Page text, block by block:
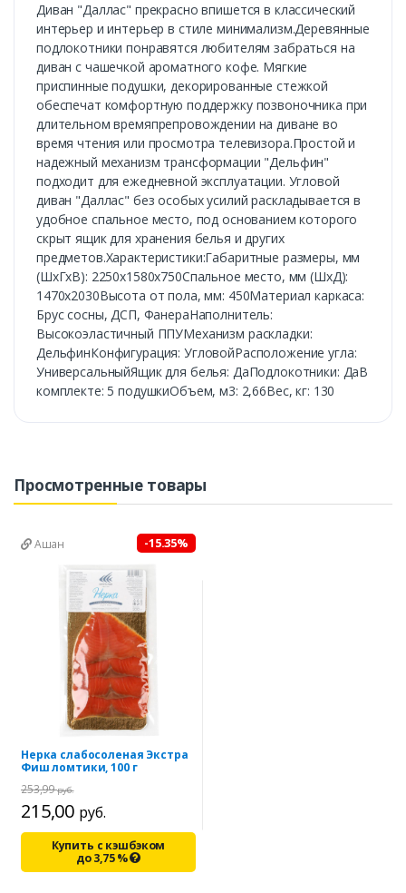
Диван "Даллас" прекрасно впишется в классический
интерьер и интерьер в стиле минимализм.Деревянные
подлокотники понравятся любителям забраться на
диван с чашечкой ароматного кофе. Мягкие
приспинные подушки, декорированные стежкой
обеспечат комфортную поддержку позвоночника при
длительном времяпрепровождении на диване во
время чтения или просмотра телевизора.Простой и
надежный механизм трансформации "Дельфин"
подходит для ежедневной эксплуатации. Угловой
диван "Даллас" без особых усилий раскладывается в
удобное спальное место, под основанием которого
скрыт ящик для хранения белья и других
предметов.Характеристики:Габаритные размеры, мм
(ШхГхВ): 2250х1580х750Спальное место, мм (ШхД):
1470х2030Высота от пола, мм: 450Материал каркаса:
Брус сосны, ДСП, ФанераНаполнитель:
Высокоэластичный ППУМеханизм раскладки:
ДельфинКонфигурация: УгловойРасположение угла:
УниверсальныйЯщик для белья: ДаПодлокотники: ДаВ
комплекте: 5 подушкиОбъем, м3: 2,66Вес, кг: 130
Просмотренные товары
Ашан -15.35%
Нерка слабосоленая Экстра
Фиш ломтики, 100 г
253,99руб.
215,00 руб.
Купить с кэшбэком
до3,75%